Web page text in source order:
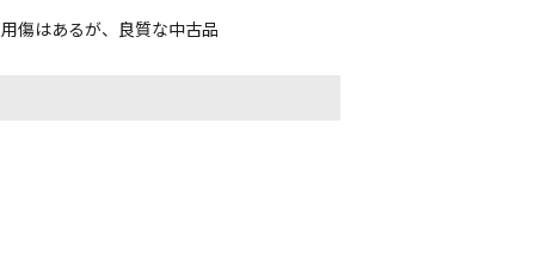
傷はあるが、良質な中古品